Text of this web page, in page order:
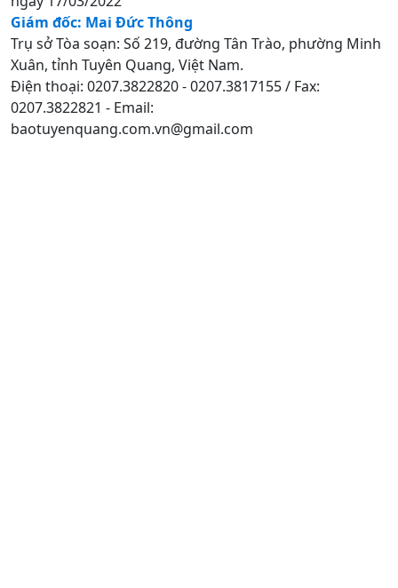
Giám đốc: Mai Đức Thông
Trụ sở Tòa soạn: Số 219, đường Tân Trào, phường Minh
Xuân, tỉnh Tuyên Quang, Việt Nam.
Điện thoại: 0207.3822820 - 0207.3817155 / Fax:
0207.3822821 - Email:
baotuyenquang.com.vn@gmail.com